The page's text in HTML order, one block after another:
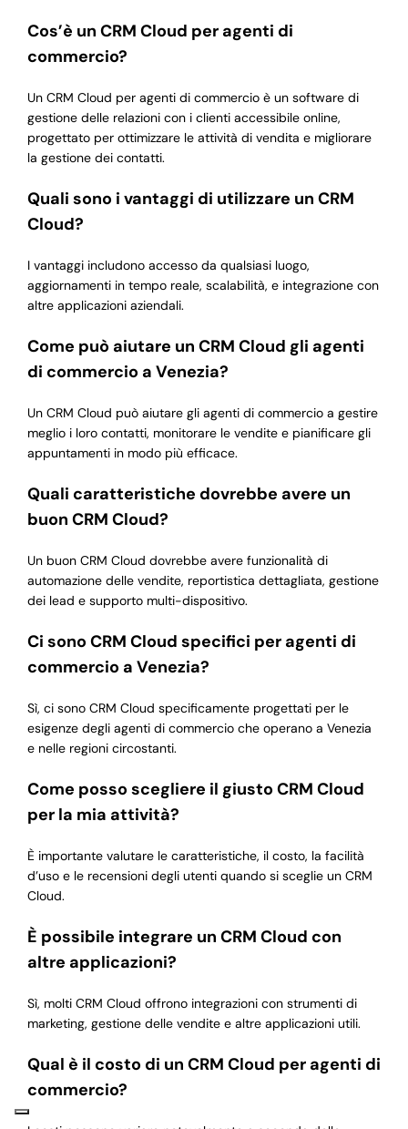
Cos’è un CRM Cloud per agenti di
commercio?
Un CRM Cloud per agenti di commercio è un software di
gestione delle relazioni con i clienti accessibile online,
progettato per ottimizzare le attività di vendita e migliorare
la gestione dei contatti.
Quali sono i vantaggi di utilizzare un CRM
Cloud?
I vantaggi includono accesso da qualsiasi luogo,
aggiornamenti in tempo reale, scalabilità, e integrazione con
altre applicazioni aziendali.
Come può aiutare un CRM Cloud gli agenti
di commercio a Venezia?
Un CRM Cloud può aiutare gli agenti di commercio a gestire
meglio i loro contatti, monitorare le vendite e pianificare gli
appuntamenti in modo più efficace.
Quali caratteristiche dovrebbe avere un
buon CRM Cloud?
Un buon CRM Cloud dovrebbe avere funzionalità di
automazione delle vendite, reportistica dettagliata, gestione
dei lead e supporto multi-dispositivo.
Ci sono CRM Cloud specifici per agenti di
commercio a Venezia?
Sì, ci sono CRM Cloud specificamente progettati per le
esigenze degli agenti di commercio che operano a Venezia
e nelle regioni circostanti.
Come posso scegliere il giusto CRM Cloud
per la mia attività?
È importante valutare le caratteristiche, il costo, la facilità
d’uso e le recensioni degli utenti quando si sceglie un CRM
Cloud.
È possibile integrare un CRM Cloud con
altre applicazioni?
Sì, molti CRM Cloud offrono integrazioni con strumenti di
marketing, gestione delle vendite e altre applicazioni utili.
Qual è il costo di un CRM Cloud per agenti di
commercio?